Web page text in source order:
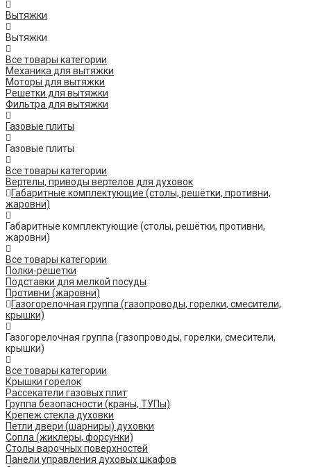
Вытяжки
Вытяжки
Все товары категории
Механика для вытяжки
Моторы для вытяжки
Решетки для вытяжки
Фильтра для вытяжки
Газовые плиты
Газовые плиты
Все товары категории
Вертелы, приводы вертелов для духовок
Габаритные комплектующие (столы, решётки, противни,
жаровни)
Габаритные комплектующие (столы, решётки, противни,
жаровни)
Все товары категории
Полки-решетки
Подставки для мелкой посуды
Противни (жаровни)
Газогорелочная группа (газопроводы, горелки, смесители,
крышки)
Газогорелочная группа (газопроводы, горелки, смесители,
крышки)
Все товары категории
Крышки горелок
Рассекатели газовых плит
Группа безопасности (краны, ТУПы)
Крепеж стекла духовки
Петли двери (шарниры) духовки
Сопла (жиклеры, форсунки)
Столы варочных поверхностей
Панели управления духовых шкафов